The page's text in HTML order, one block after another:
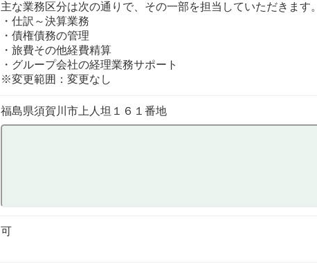
主な業務区分は次の通りで、その一部を担当していただきます。
・仕訳～決算業務
・債権債務の管理
・旅費その他経費精算
・グループ会社の経理業務サポート
※変更範囲：変更なし
福島県須賀川市上人坦１６１番地
可